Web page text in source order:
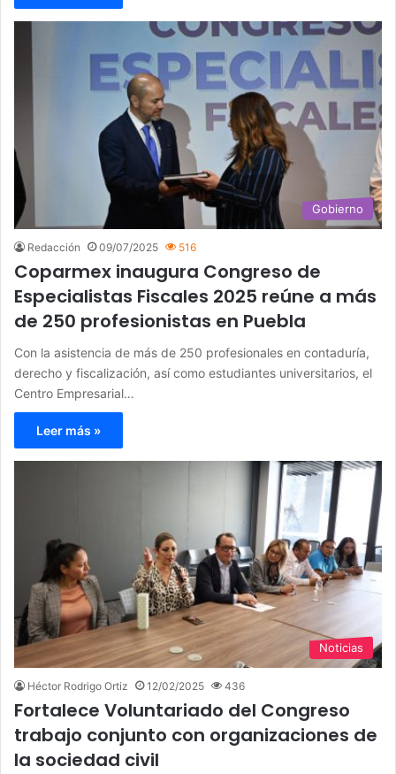
Gobierno
Redacción 09/07/2025 516
Coparmex inaugura Congreso de
Especialistas Fiscales 2025 reúne a más
de 250 profesionistas en Puebla
Con la asistencia de más de 250 profesionales en contaduría,
derecho y fiscalización, así como estudiantes universitarios, el
Centro Empresarial…
Leer más »
Noticias
Héctor Rodrigo Ortiz 12/02/2025 436
Fortalece Voluntariado del Congreso
trabajo conjunto con organizaciones de
la sociedad civil